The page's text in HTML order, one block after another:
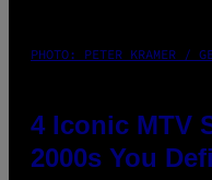
PHOTO: PETER KRAMER /
4 Iconic MTV
2000s You